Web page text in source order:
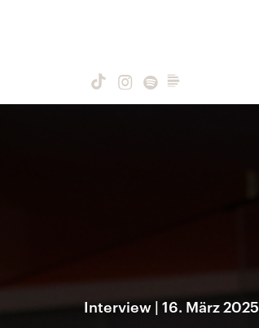
Interview | 16. März 2025